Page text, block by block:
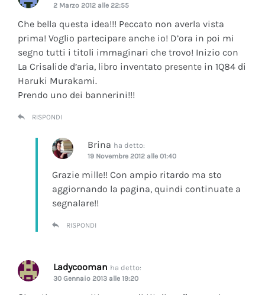
2 Marzo 2012 alle 22:55
Che bella questa idea!!! Peccato non averla vista
prima! Voglio partecipare anche io! D’ora in poi mi
segno tutti i titoli immaginari che trovo! Inizio con
La Crisalide d’aria, libro inventato presente in 1Q84 di
Haruki Murakami.
Prendo uno dei bannerini!!!
RISPONDI
Brina ha detto:
19 Novembre 2012 alle 01:40
Grazie mille!! Con ampio ritardo ma sto
aggiornando la pagina, quindi continuate a
segnalare!!
RISPONDI
Ladycooman ha detto:
30 Gennaio 2013 alle 19:20